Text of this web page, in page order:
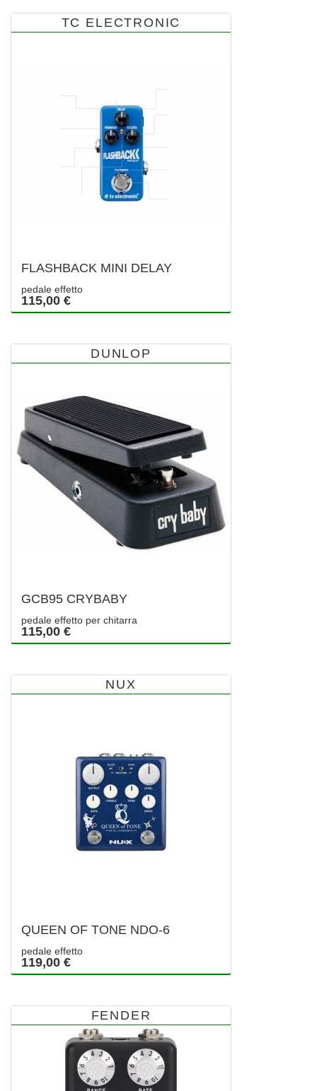
TC ELECTRONIC
FLASHBACK MINI DELAY
pedale effetto
115,00 €
DUNLOP
GCB95 CRYBABY
pedale effetto per chitarra
115,00 €
NUX
QUEEN OF TONE NDO-6
pedale effetto
119,00 €
FENDER